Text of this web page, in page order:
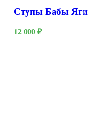
Ступы Бабы Яги
12 000 ₽